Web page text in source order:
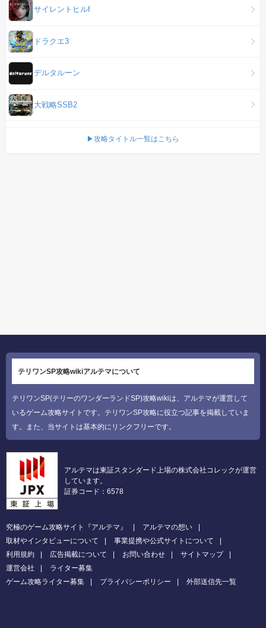
サイレントヒルf
ドラクエ3
デルタルーン
大戦略SSB2
▶攻略タイトル一覧はこちら
テリワンSP攻略wikiアルテマについて
テリワンSP(テリーのワンダーランドSP)攻略wikiは、アルテマが運営して
いるゲーム攻略サイトです。テリワンSP攻略に役立つ記事を掲載していま
す。また、当サイトは基本的にリンクフリーです。
アルテマは東証スタンダード上場の株式会社コレックが運営
しています。
証券コード：6578
究極のゲーム攻略サイト『アルテマ』
アルテマの想い
取材やインタビューについて
事業提携や公式サイトについて
利用規約
広告掲載について お問い合わせ
サイトマップ
運営会社
ライター募集
ゲーム攻略ライター募集
プライバシーポリシー 外部送信先一覧